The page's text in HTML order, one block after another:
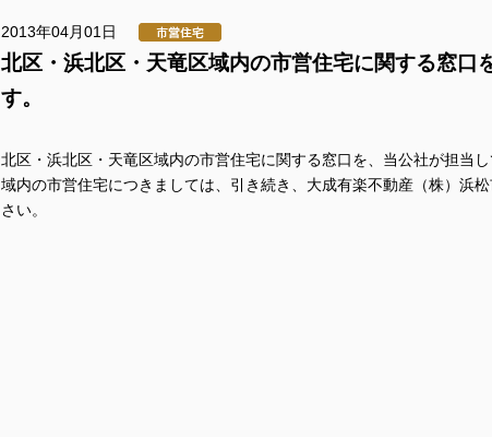
2013年04月01日
北区・浜北区・天竜区域内の市営住宅に関する窓口
す。
北区・浜北区・天竜区域内の市営住宅に関する窓口を、当公社が担当
域内の市営住宅につきましては、引き続き、大成有楽不動産（株）浜
さい。